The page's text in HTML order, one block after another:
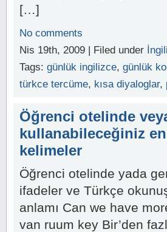
[…]
No comments
Nis 19th, 2009 | Filed under
Tags: günlük ingilizce, günlük
türkce tercüme, kısa diyaloglar,
Öğrenci otelinde
kullanabileceğiniz
kelimeler
Öğrenci otelinde yada
ifadeler ve Türkçe
anlamı Can we have
van ruum key Bir’den